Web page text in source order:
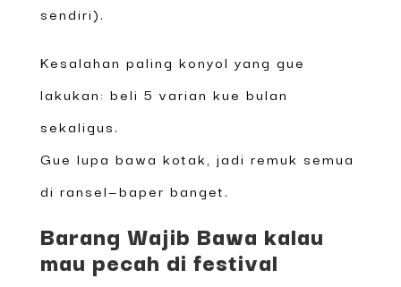
sendiri).
Kesalahan paling konyol yang gue
lakukan: beli 5 varian kue bulan
sekaligus.
Gue lupa bawa kotak, jadi remuk semua
di ransel—baper banget.
Barang Wajib Bawa kalau
mau pecah di festival